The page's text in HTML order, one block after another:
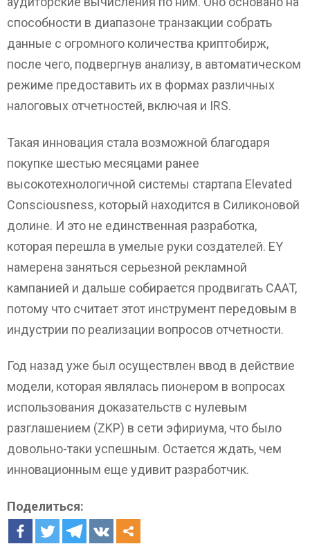
способности в диапазоне транзакции собрать
данные с огромного количества криптобирж,
после чего, подвергнув анализу, в автоматическом
режиме предоставить их в формах различных
налоговых отчетностей, включая и IRS.
Такая инновация стала возможной благодаря
покупке шестью месяцами ранее
высокотехнологичной системы стартапа Elevated
Consciousness, который находится в Силиконовой
долине. И это не единственная разработка,
которая перешла в умелые руки создателей. EY
намерена заняться серьезной рекламной
кампанией и дальше собирается продвигать CAAT,
потому что считает этот инструмент передовым в
индустрии по реализации вопросов отчетности.
Год назад уже был осуществлен ввод в действие
модели, которая являлась пионером в вопросах
использования доказательств с нулевым
разглашением (ZKP) в сети эфириума, что было
довольно-таки успешным. Остается ждать, чем
инновационным еще удивит разработчик.
Поделиться: